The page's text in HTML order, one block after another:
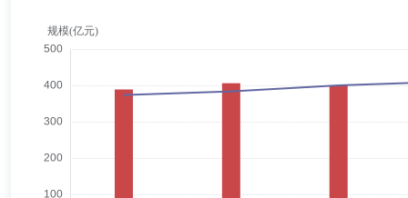
郭冬青先生：研究生学历，南开大学经济学硕士，经济师。曾任中国石
司副总经理、中航证券董事总经理、北京国金鼎兴投资有限公司副总经
易、信贷、债券研究及投资组合管理等工作。2008年5月加入建信基金